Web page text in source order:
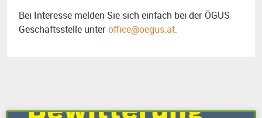
Bei Interesse melden Sie sich einfach bei der ÖGUS
Geschäftsstelle unteroffice@oegus.at.